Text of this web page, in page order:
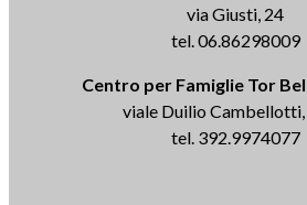
via Giusti, 24
tel. 06.86298009
Centro per Famiglie Tor
viale Duilio
tel. 392.9974077